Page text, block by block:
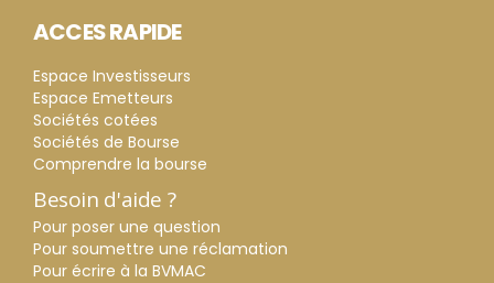
ACCES RAPIDE
Espace Investisseurs
Espace Emetteurs
Sociétés cotées
Sociétés de Bourse
Comprendre la bourse
Besoin d'aide ?
Pour poser une question
Pour soumettre une réclamation
Pour écrire à la BVMAC